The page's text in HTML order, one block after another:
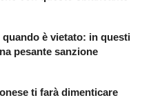
quando è vietato: in questi
pesante sanzione
ti farà dimenticare